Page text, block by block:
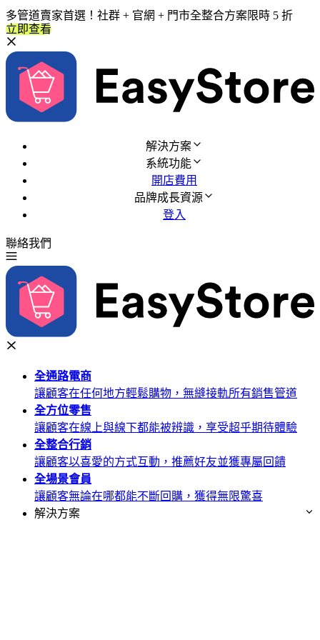
多管道賣家首選！社群 + 官網 + 門市全整合方案限時 5 折
立即查看
解決方案
系統功能
開店費用
品牌成長資源
登入
聯絡我們
全通路電商
讓顧客在任何地方輕鬆購物，無縫接軌所有銷售管道
全方位零售
讓顧客在線上與線下都能被辨識，享受超乎期待體驗
全整合行銷
讓顧客以喜愛的方式互動，推薦好友並獲專屬回饋
全場景會員
讓顧客無論在哪都能不斷回購，獲得無限驚喜
解決方案